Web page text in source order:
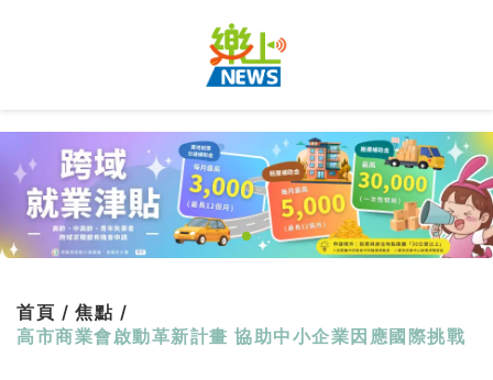
首頁 / 焦點 /
高市商業會啟動革新計畫 協助中小企業因應國際挑戰